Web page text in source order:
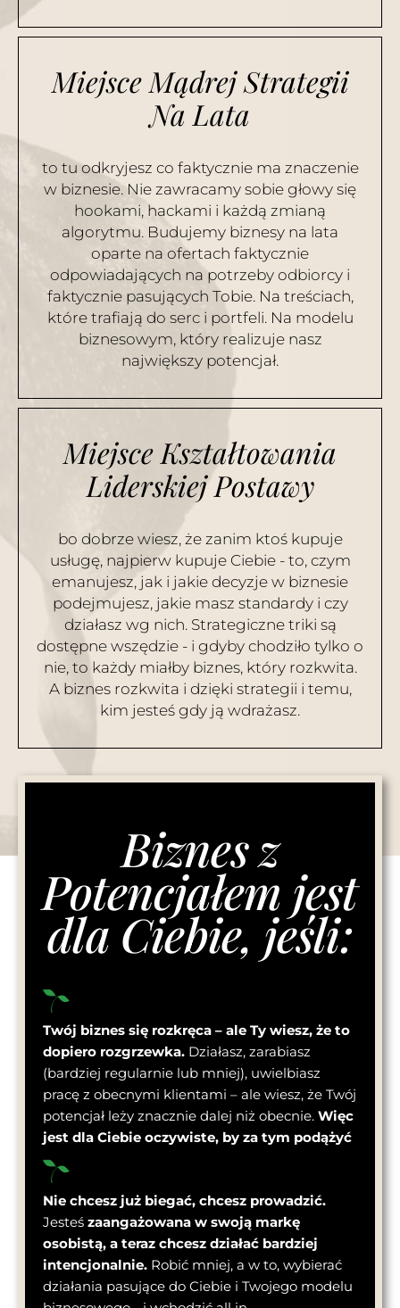
Miejsce Mądrej Strategii
Na Lata
to tu odkryjesz co faktycznie ma znaczenie
w biznesie. Nie zawracamy sobie głowy się
hookami, hackami i każdą zmianą
algorytmu. Budujemy biznesy na lata
oparte na ofertach faktycznie
odpowiadających na potrzeby odbiorcy i
faktycznie pasujących Tobie. Na treściach,
które trafiają do serc i portfeli. Na modelu
biznesowym, który realizuje nasz
największy potencjał.
Miejsce Kształtowania
Liderskiej Postawy
bo dobrze wiesz, że zanim ktoś kupuje
usługę, najpierw kupuje Ciebie - to, czym
emanujesz, jak i jakie decyzje w biznesie
podejmujesz, jakie masz standardy i czy
działasz wg nich. Strategiczne triki są
dostępne wszędzie - i gdyby chodziło tylko o
nie, to każdy miałby biznes, który rozkwita.
A biznes rozkwita i dzięki strategii i temu,
kim jesteś gdy ją wdrażasz.
Biznes z
Potencjałem jest
dla Ciebie, jeśli:
Twój biznes się rozkręca – ale Ty wiesz, że to
dopiero rozgrzewka. Działasz, zarabiasz
(bardziej regularnie lub mniej), uwielbiasz
pracę z obecnymi klientami – ale wiesz, że Twój
potencjał leży znacznie dalej niż obecnie. Więc
jest dla Ciebie oczywiste, by za tym podążyć
Nie chcesz już biegać, chcesz prowadzić.
Jesteś zaangażowana w swoją markę
osobistą, a teraz chcesz działać bardziej
intencjonalnie. Robić mniej, a w to, wybierać
działania pasujące do Ciebie i Twojego modelu